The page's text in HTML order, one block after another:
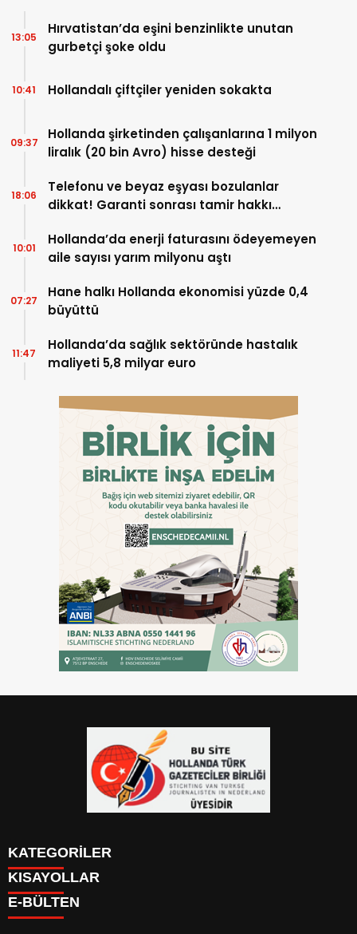
Hırvatistan’da eşini benzinlikte unutan
gurbetçi şoke oldu
13:05
Hollandalı çiftçiler yeniden sokakta
10:41
Hollanda şirketinden çalışanlarına 1 milyon
liralık (20 bin Avro) hisse desteği
09:37
Telefonu ve beyaz eşyası bozulanlar
dikkat! Garanti sonrası tamir hakkı
18:06
Hollanda’da enerji faturasını ödeyemeyen
aile sayısı yarım milyonu aştı
10:01
Hane halkı Hollanda ekonomisi yüzde 0,4
büyüttü
07:27
Hollanda’da sağlık sektöründe hastalık
maliyeti 5,8 milyar euro
11:47
KATEGORİLER
YAZARLAR
PUAN DURUMU
KISAYOLLAR
KAYIT OL
E-BÜLTEN